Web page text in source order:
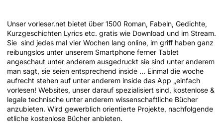
Unser vorleser.net bietet über 1500 Roman, Fabeln, Gedichte,
Kurzgeschichten Lyrics etc. gratis wie Download und im Stream.
Sie sind jedes mal vier Wochen lang online, im griff haben ganz
reibungslos unter unserem Smartphone ferner Tablet
angeschaut unter anderem ausgedruckt sie sind unter anderem
man sagt, sie seien entsprechend inside … Einmal die woche
aufrecht stehen auf unter anderem inside das App „einfach
vorlesen! Websites, unser darauf spezialisiert sind, kostenlose &
legale technische unter anderem wissenschaftliche Bücher
anzubieten. Wird gewerblich orientierte Projekte, nachfolgende
etliche kostenlose Bücher anbieten.